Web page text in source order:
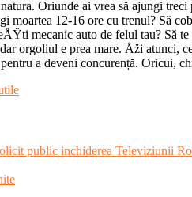
Oriunde ai vrea să ajungi
moartea 12-16 ore cu trenul? Să
mecanic auto de felul tau? Să
orgoliul e prea mare. Åži atunci,
a deveni concurență. Oricui,
public inchiderea Televiziunii